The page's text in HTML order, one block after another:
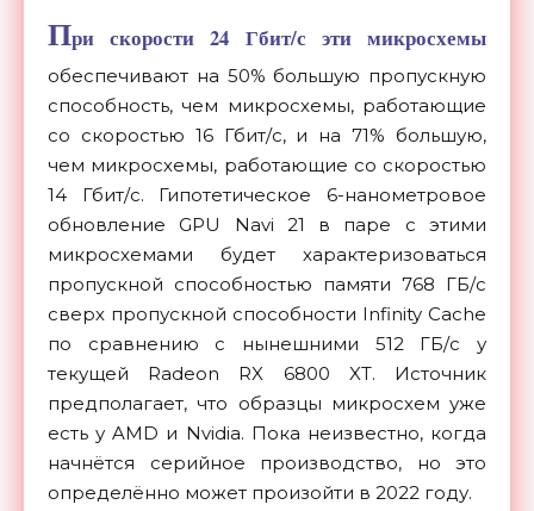
При скорости 24 Гбит/с эти микросхемы
обеспечивают на 50% большую пропускную
способность, чем микросхемы, работающие
со скоростью 16 Гбит/с, и на 71% большую,
чем микросхемы, работающие со скоростью
14 Гбит/с. Гипотетическое 6-нанометровое
обновление GPU Navi 21 в паре с этими
микросхемами будет характеризоваться
пропускной способностью памяти 768 ГБ/с
сверх пропускной способности Infinity Cache
по сравнению с нынешними 512 ГБ/с у
текущей Radeon RX 6800 XT. Источник
предполагает, что образцы микросхем уже
есть у AMD и Nvidia. Пока неизвестно, когда
начнётся серийное производство, но это
определённо может произойти в 2022 году.